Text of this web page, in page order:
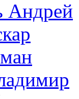
Андрей